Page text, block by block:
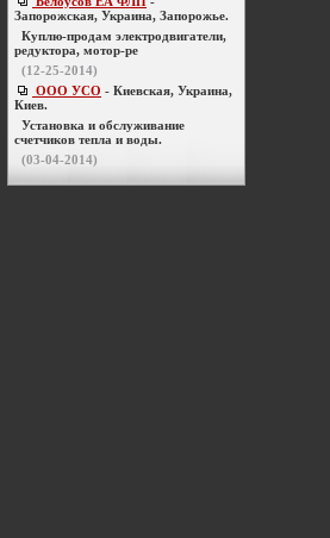
Запорожская, Украина, Запорожье.
Куплю-продам электродвигатели,
редуктора, мотор-ре
(12-25-2014)
ООО УСО - Киевская, Украина,
Киев.
Установка и обслуживание
счетчиков тепла и воды.
(03-04-2014)